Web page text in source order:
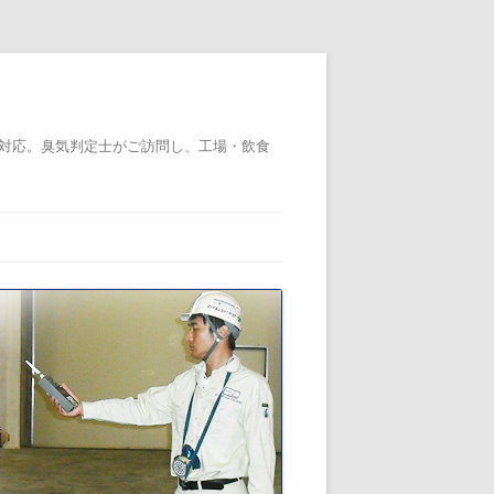
。臭気判定士がご訪問し、工場・飲食